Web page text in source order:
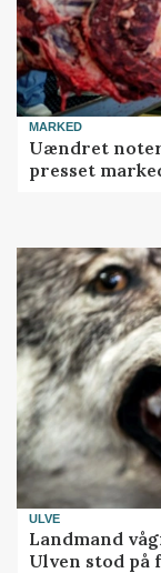
MARKED
Uændret
presset
ULVE
Landmand
Ulven stod på